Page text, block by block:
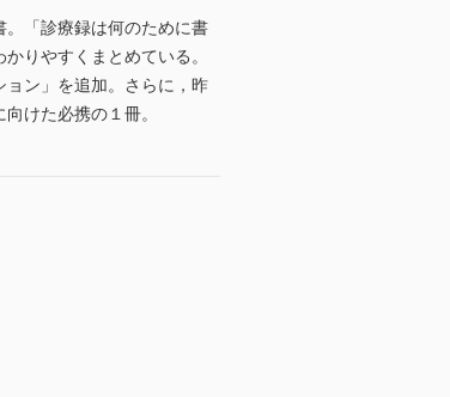
「診療録は何のために書
りやすくまとめている。
ン」を追加。さらに，昨
けた必携の１冊。